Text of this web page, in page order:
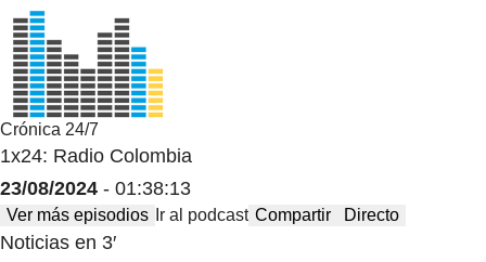
Crónica 24/7
1x24: Radio Colombia
23/08/2024 - 01:38:13
Ver más episodios Ir al podcast Compartir Directo
Noticias en 3′